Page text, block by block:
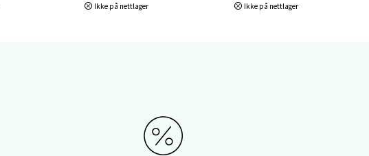
Ikke på nettlager Ikke på nettlager